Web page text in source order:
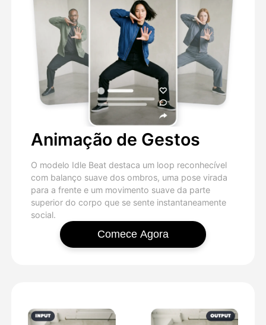
Animação de Gestos
O modelo Idle Beat destaca um loop reconhecível
com balanço suave dos ombros, uma pose virada
para a frente e um movimento suave da parte
superior do corpo que se sente instantaneamente
social.
Comece Agora